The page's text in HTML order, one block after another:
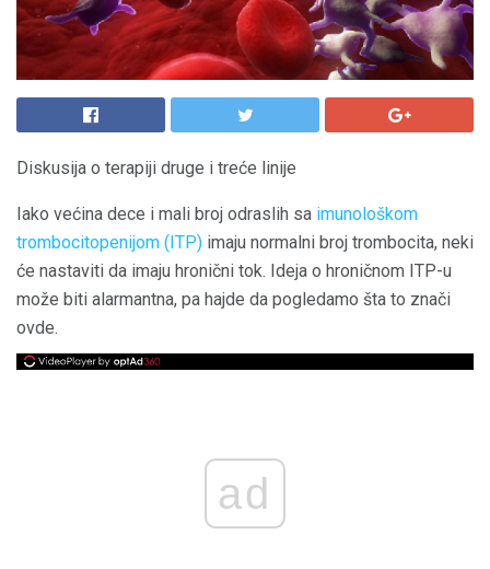
Diskusija o terapiji druge i treće linije
Iako većina dece i mali broj odraslih sa imunološkom
trombocitopenijom (ITP) imaju normalni broj trombocita, neki
će nastaviti da imaju hronični tok. Ideja o hroničnom ITP-u
može biti alarmantna, pa hajde da pogledamo šta to znači
ovde.
ad